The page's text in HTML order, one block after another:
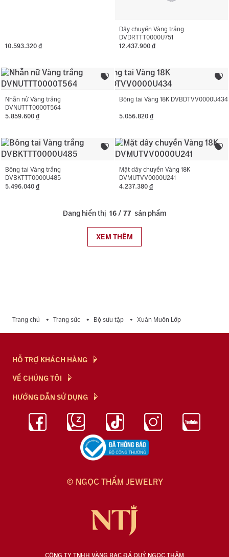
10.593.320 đ
Dây chuyền Vàng trắng
DVDRTTT0000U751
12.437.900 đ
Nhẫn nữ Vàng trắng
DVNUTTT0000T564
5.859.600 đ
Bông tai Vàng 18K DVBDTVV0000U434
5.056.820 đ
Bông tai Vàng trắng
DVBKTTT0000U485
5.496.040 đ
Mặt dây chuyền Vàng 18K
DVMUTVV0000U241
4.237.380 đ
Đang hiển thị 16/ 77 sản phẩm
XEM THÊM
Trang chủ Trang sức Bộ sưu tập Xuân Muôn Lớp
HỖ TRỢ KHÁCH HÀNG
Hỏi & Đáp
Chính Sách
Chính Sách Bảo Mật
Bảng Giá Vàng
VỀ CHÚNG TÔI
NTJ Flagship
Cửa hàng
Tuyển Dụng
HƯỚNG DẪN SỬ DỤNG
Bảo Quản Trang Sức
Kiến Thức Kim Cương
© NGỌC THẨM JEWELRY